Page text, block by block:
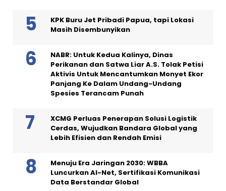
KPK Buru Jet Pribadi Papua, tapi Lokasi
Masih Disembunyikan
NABR: Untuk Kedua Kalinya, Dinas
Perikanan dan Satwa Liar A.S. Tolak Petisi
Aktivis Untuk Mencantumkan Monyet Ekor
Panjang Ke Dalam Undang-Undang
Spesies Terancam Punah
XCMG Perluas Penerapan Solusi Logistik
Cerdas, Wujudkan Bandara Global yang
Lebih Efisien dan Rendah Emisi
Menuju Era Jaringan 2030: WBBA
Luncurkan AI-Net, Sertifikasi Komunikasi
Data Berstandar Global